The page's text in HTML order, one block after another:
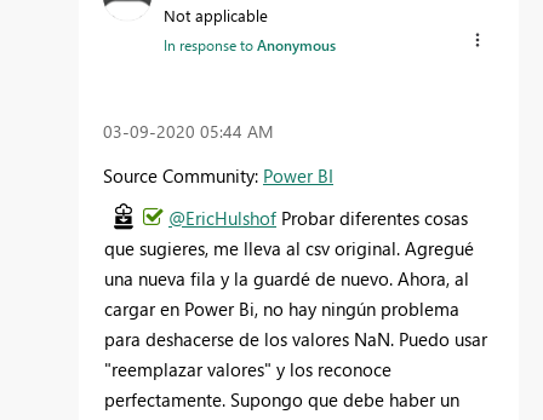
Not applicable
In response toAnonymous
‎03-09-2020 05:44 AM
Source Community: Power BI
@EricHulshof Probar diferentes cosas
que sugieres, me lleva al csv original. Agregué
una nueva fila y la guardé de nuevo. Ahora, al
cargar en Power Bi, no hay ningún problema
para deshacerse de los valores NaN. Puedo usar
"reemplazar valores" y los reconoce
perfectamente. Supongo que debe haber un